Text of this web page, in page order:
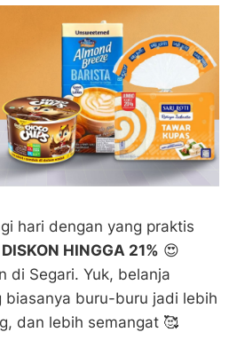
hari dengan yang praktis
DISKON HINGGA 21% 😍
di Segari. Yuk, belanja
biasanya buru-buru jadi lebih
dan lebih semangat 🥰